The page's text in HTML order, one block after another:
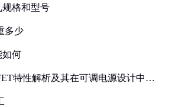
格和型号
多少
如何
特性解析及其在可调电源设计中的